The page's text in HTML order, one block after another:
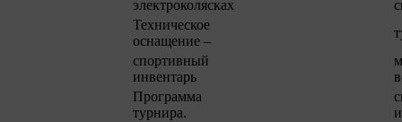
электроколясках
Техническое
оснащение –
спортивный
инвентарь
Программа
турнира.